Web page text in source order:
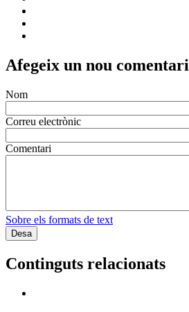
Afegeix un nou comentari
Nom
Correu electrònic
Comentari
Sobre els formats de text
Continguts relacionats